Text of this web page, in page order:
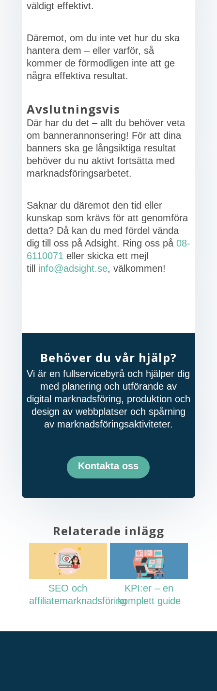
väldigt effektivt.
Däremot, om du inte vet hur du ska
hantera dem – eller varför, så
kommer de förmodligen inte att ge
några effektiva resultat.
Avslutningsvis
Där har du det – allt du behöver veta
om bannerannonsering! För att dina
banners ska ge långsiktiga resultat
behöver du nu aktivt fortsätta med
marknadsföringsarbetet.
Saknar du däremot den tid eller
kunskap som krävs för att genomföra
detta? Då kan du med fördel vända
dig till oss på Adsight. Ring oss på 08-
6110071 eller skicka ett mejl
till info@adsight.se, välkommen!
Behöver du vår hjälp?
Vi är en fullservicebyrå och hjälper dig
med planering och utförande av
digital marknadsföring, produktion och
design av webbplatser och spårning
av marknadsföringsaktiviteter.
Kontakta oss
Relaterade inlägg
SEO och
affiliatemarknadsföring
KPI:er – en
komplett guide